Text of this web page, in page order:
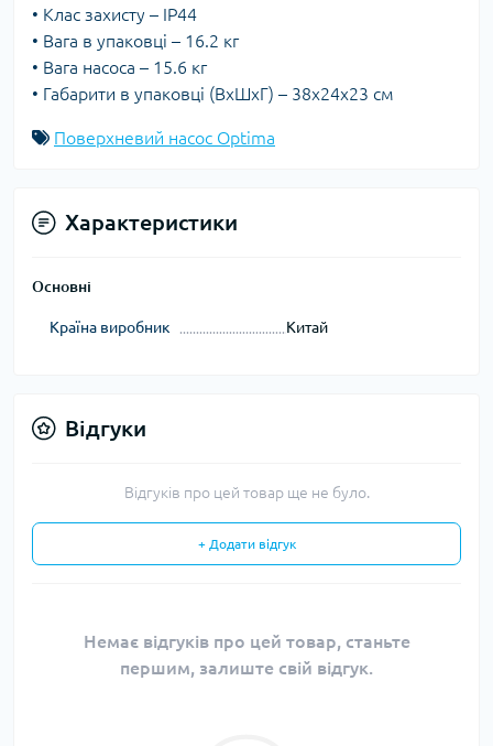
• Клас захисту – IP44
• Вага в упаковці – 16.2 кг
• Вага насоса – 15.6 кг
• Габарити в упаковці (ВхШхГ) – 38х24х23 см
Поверхневий насос Optima
Характеристики
Основні
Країна виробник Китай
Відгуки
Відгуків про цей товар ще не було.
+ Додати відгук
Немає відгуків про цей товар, станьте
першим, залиште свій відгук.